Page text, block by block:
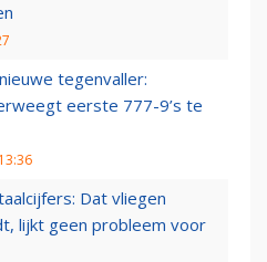
tegenvaller:
eerste 777-9’s te
Dat vliegen
lijkt geen probleem voor